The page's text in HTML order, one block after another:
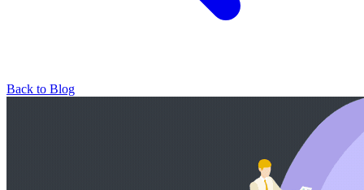
Back to Blog